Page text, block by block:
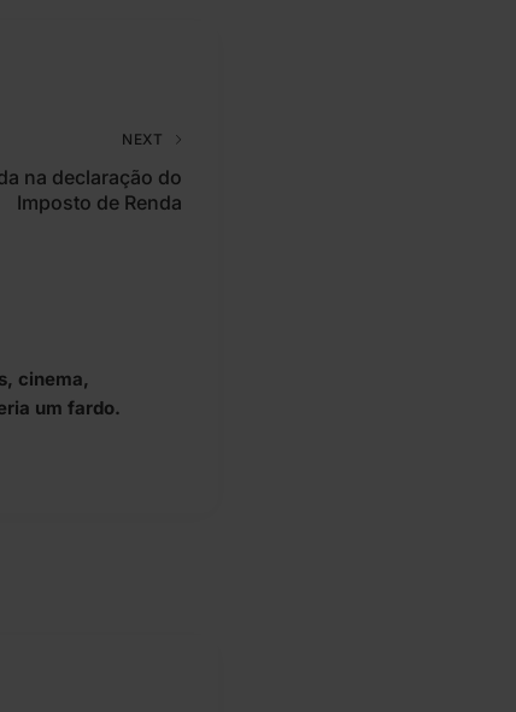
NEXT
na declaração do
Imposto de Renda
cinema,
um fardo.